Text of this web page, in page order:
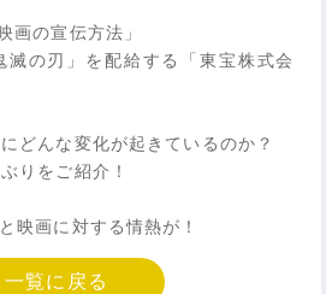
の宣伝方法」
滅の刃」を配給する「東宝株式会
どんな変化が起きているのか？
りをご紹介！
映画に対する情熱が！
一覧に戻る